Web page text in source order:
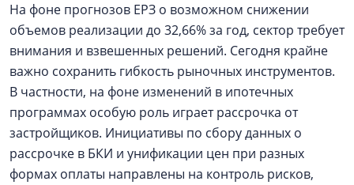
На фоне прогнозов ЕРЗ о возможном снижении
объемов реализации до 32,66% за год, сектор требует
внимания и взвешенных решений. Сегодня крайне
важно сохранить гибкость рыночных инструментов.
В частности, на фоне изменений в ипотечных
программах особую роль играет рассрочка от
застройщиков. Инициативы по сбору данных о
рассрочке в БКИ и унификации цен при разных
формах оплаты направлены на контроль рисков,